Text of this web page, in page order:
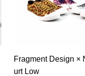
Fragment Design ×
urt Low